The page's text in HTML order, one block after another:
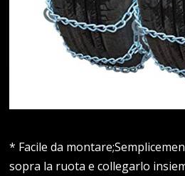
* Facile da
sopra la ruota e collegarlo